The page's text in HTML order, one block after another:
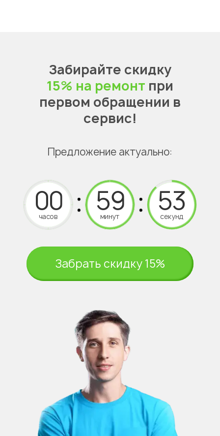
Забирайте скидку
15% на ремонт при
первом обращении в
сервис!
Предложение актуально:
часов минут секунд
Забрать скидку 15%